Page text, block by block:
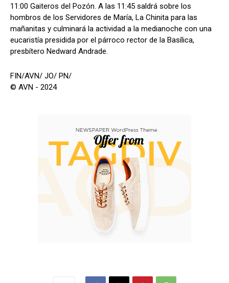
11:00 Gaiteros del Pozón. A las 11:45 saldrá sobre los
hombros de los Servidores de María, La Chinita para las
mañanitas y culminará la actividad a la medianoche con una
eucaristía presidida por el párroco rector de la Basílica,
presbítero Nedward Andrade.
FIN/AVN/ JO/ PN/
© AVN - 2024